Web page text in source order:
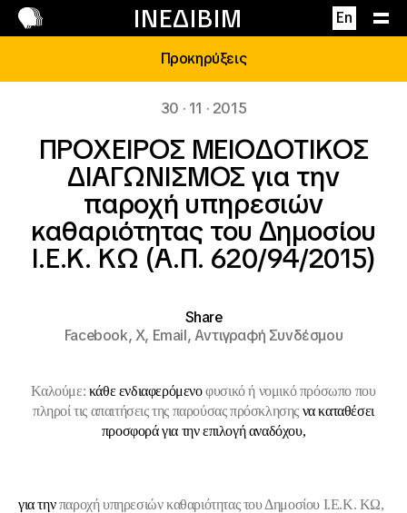
ΙΝΕΔΙΒΙΜ En
Επικοινωνία
Προκηρύξεις
30 · 11 · 2015
ΠΡΟΧΕΙΡΟΣ ΜΕΙΟΔΟΤΙΚΟΣ
ΔΙΑΓΩΝΙΣΜΟΣ για την
παροχή υπηρεσιών
καθαριότητας του Δημοσίου
Ι.Ε.Κ. KΩ (Α.Π. 620/94/2015)
Share
Facebook,X, Email,Αντιγραφή Συνδέσμου
Καλούμε: κάθε ενδιαφερόμενοφυσικό ή νομικό πρόσωπο που
πληροί τις απαιτήσεις της παρούσας πρόσκλησης να καταθέσει
προσφορά για την επιλογή αναδόχου,
για τηνπαροχή υπηρεσιών καθαριότητας του Δημοσίου Ι.Ε.Κ. KΩ,